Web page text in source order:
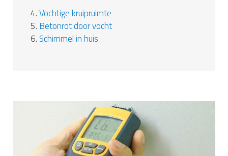
4.Vochtige kruipruimte
5. Betonrot door vocht
6. Schimmel in huis